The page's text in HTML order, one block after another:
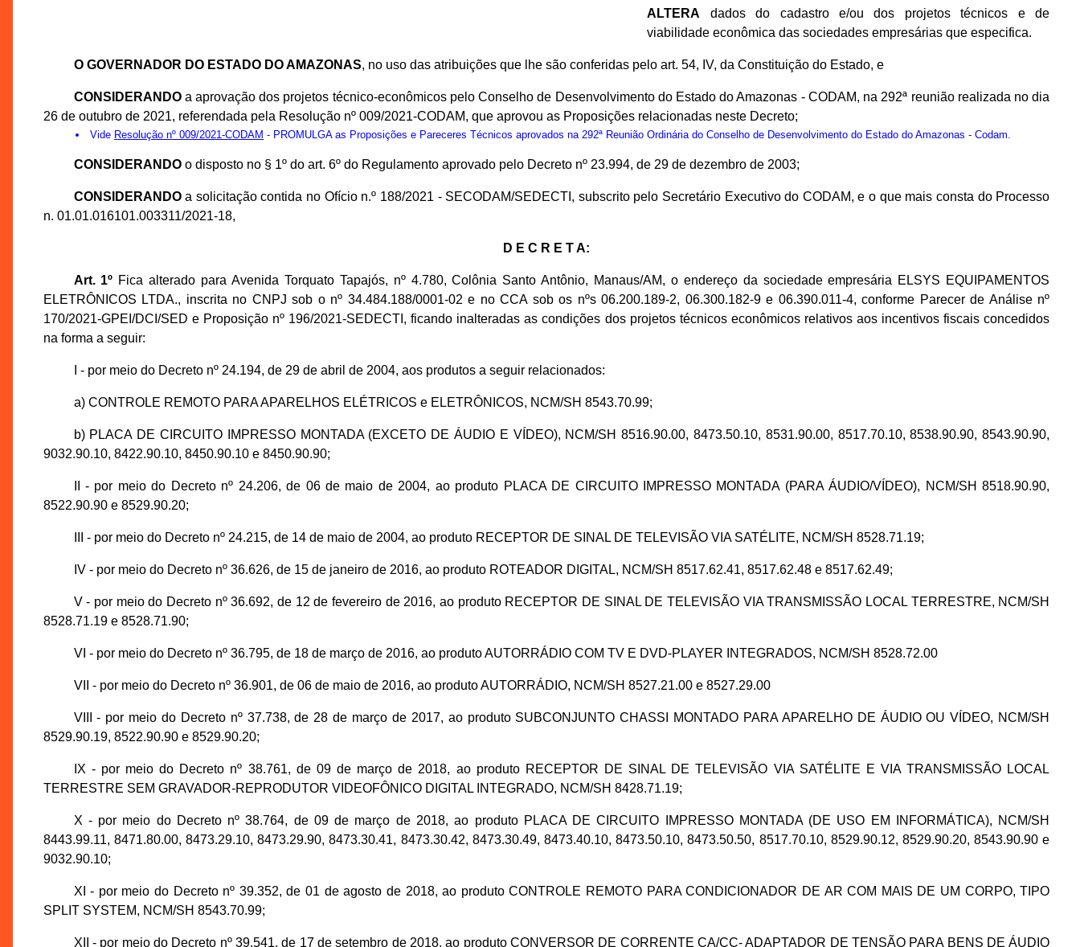
ALTERA dados do cadastro e/ou dos projetos técnicos e de
viabilidade econômica das sociedades empresárias que especifica.
O GOVERNADOR DO ESTADO DO AMAZONAS, no uso das atribuições que lhe são conferidas pelo art. 54, IV, da Constituição do Estado, e
CONSIDERANDOa aprovação dos projetos técnico-econômicos pelo Conselho de Desenvolvimento do Estado do Amazonas - CODAM, na 292ª reunião realizada no dia
26 de outubro de 2021, referendada pela Resolução nº 009/2021-CODAM, que aprovou as Proposições relacionadas neste Decreto;
Vide Resolução nº 009/2021-CODAM - PROMULGA as Proposições e Pareceres Técnicos aprovados na 292ª Reunião Ordinária do Conselho de Desenvolvimento do Estado do Amazonas - Codam.
CONSIDERANDOo disposto no § 1º do art. 6º do Regulamento aprovado pelo Decreto nº 23.994, de 29 de dezembro de 2003;
CONSIDERANDOa solicitação contida no Ofício n.º 188/2021 - SECODAM/SEDECTI, subscrito pelo Secretário Executivo do CODAM, e o que mais consta do Processo
n. 01.01.016101.003311/2021-18,
D E C R E T A:
Art. 1º Fica alterado para Avenida Torquato Tapajós, nº 4.780, Colônia Santo Antônio, Manaus/AM, o endereço da sociedade empresária ELSYS EQUIPAMENTOS
ELETRÔNICOS LTDA., inscrita no CNPJ sob o nº 34.484.188/0001-02 e no CCA sob os nºs 06.200.189-2, 06.300.182-9 e 06.390.011-4, conforme Parecer de Análise nº
170/2021-GPEI/DCI/SED e Proposição nº 196/2021-SEDECTI, ficando inalteradas as condições dos projetos técnicos econômicos relativos aos incentivos fiscais concedidos
na forma a seguir:
I - por meio do Decreto nº 24.194, de 29 de abril de 2004, aos produtos a seguir relacionados:
a) CONTROLE REMOTO PARA APARELHOS ELÉTRICOS e ELETRÔNICOS, NCM/SH 8543.70.99;
b) PLACA DE CIRCUITO IMPRESSO MONTADA (EXCETO DE ÁUDIO E VÍDEO), NCM/SH 8516.90.00, 8473.50.10, 8531.90.00, 8517.70.10, 8538.90.90, 8543.90.90,
9032.90.10, 8422.90.10, 8450.90.10 e 8450.90.90;
II - por meio do Decreto nº 24.206, de 06 de maio de 2004, ao produto PLACA DE CIRCUITO IMPRESSO MONTADA (PARA ÁUDIO/VÍDEO), NCM/SH 8518.90.90,
8522.90.90 e 8529.90.20;
III - por meio do Decreto nº 24.215, de 14 de maio de 2004, ao produto RECEPTOR DE SINAL DE TELEVISÃO VIA SATÉLITE, NCM/SH 8528.71.19;
IV - por meio do Decreto nº 36.626, de 15 de janeiro de 2016, ao produto ROTEADOR DIGITAL, NCM/SH 8517.62.41, 8517.62.48 e 8517.62.49;
V - por meio do Decreto nº 36.692, de 12 de fevereiro de 2016, ao produto RECEPTOR DE SINAL DE TELEVISÃO VIA TRANSMISSÃO LOCAL TERRESTRE, NCM/SH
8528.71.19 e 8528.71.90;
VI - por meio do Decreto nº 36.795, de 18 de março de 2016, ao produto AUTORRÁDIO COM TV E DVD-PLAYER INTEGRADOS, NCM/SH 8528.72.00
VII - por meio do Decreto nº 36.901, de 06 de maio de 2016, ao produto AUTORRÁDIO, NCM/SH 8527.21.00 e 8527.29.00
VIII - por meio do Decreto nº 37.738, de 28 de março de 2017, ao produto SUBCONJUNTO CHASSI MONTADO PARA APARELHO DE ÁUDIO OU VÍDEO, NCM/SH
8529.90.19, 8522.90.90 e 8529.90.20;
IX - por meio do Decreto nº 38.761, de 09 de março de 2018, ao produto RECEPTOR DE SINAL DE TELEVISÃO VIA SATÉLITE E VIA TRANSMISSÃO LOCAL
TERRESTRE SEM GRAVADOR-REPRODUTOR VIDEOFÔNICO DIGITAL INTEGRADO, NCM/SH 8428.71.19;
X - por meio do Decreto nº 38.764, de 09 de março de 2018, ao produto PLACA DE CIRCUITO IMPRESSO MONTADA (DE USO EM INFORMÁTICA), NCM/SH
8443.99.11, 8471.80.00, 8473.29.10, 8473.29.90, 8473.30.41, 8473.30.42, 8473.30.49, 8473.40.10, 8473.50.10, 8473.50.50, 8517.70.10, 8529.90.12, 8529.90.20, 8543.90.90 e
9032.90.10;
XI - por meio do Decreto nº 39.352, de 01 de agosto de 2018, ao produto CONTROLE REMOTO PARA CONDICIONADOR DE AR COM MAIS DE UM CORPO, TIPO
SPLIT SYSTEM, NCM/SH 8543.70.99;
XII - por meio do Decreto nº 39.541, de 17 de setembro de 2018, ao produto CONVERSOR DE CORRENTE CA/CC- ADAPTADOR DE TENSÃO PARA BENS DE ÁUDIO